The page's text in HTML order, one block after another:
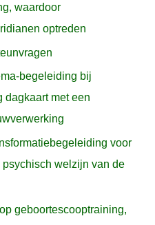
waardoor
optreden
begeleiding bij
dagkaart met een
voor
psychisch welzijn van de
geboortescooptraining,